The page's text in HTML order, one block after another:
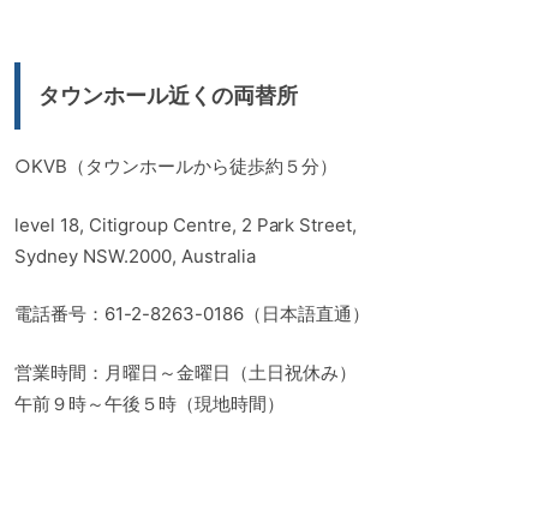
タウンホール近くの両替所
○KVB（タウンホールから徒歩約５分）
level 18, Citigroup Centre, 2 Park Street,
Sydney NSW.2000, Australia
電話番号：61-2-8263-0186（日本語直通）
営業時間：月曜日～金曜日（土日祝休み）
午前９時～午後５時（現地時間）